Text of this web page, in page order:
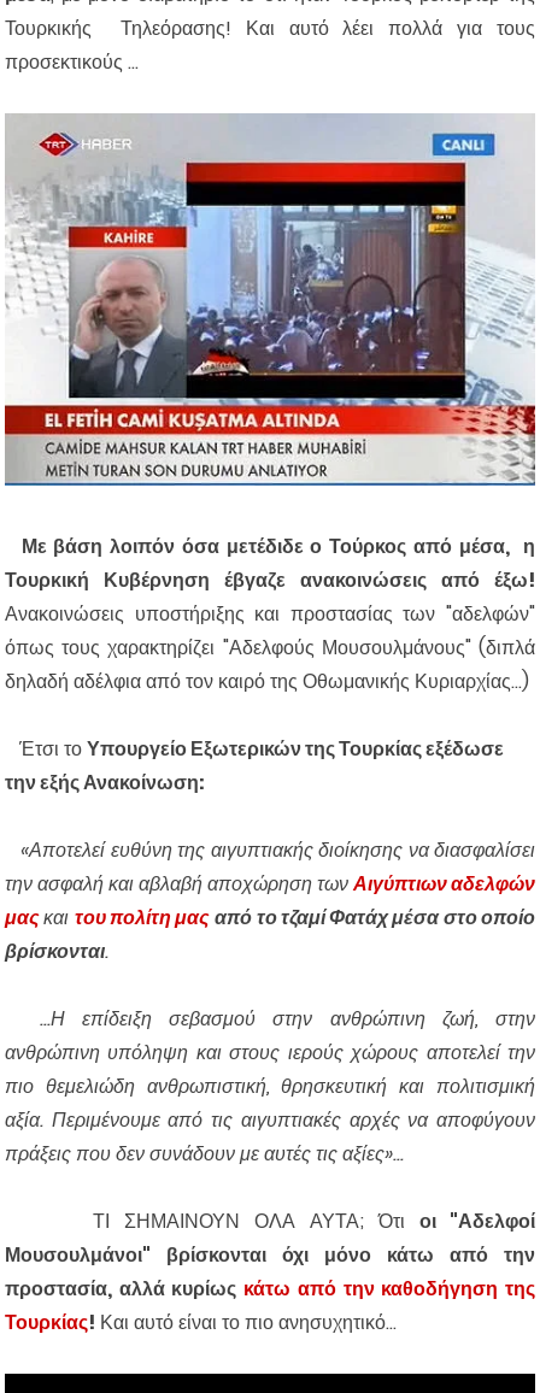
Τουρκικής Τηλεόρασης! Και αυτό λέει πολλά για τους
προσεκτικούς ...
Με βάση λοιπόν όσα μετέδιδε ο Τούρκος από μέσα, η
Τουρκική Κυβέρνηση έβγαζε ανακοινώσεις από έξω!
Ανακοινώσεις υποστήριξης και προστασίας των "αδελφών"
όπως τους χαρακτηρίζει "Αδελφούς Μουσουλμάνους" (διπλά
δηλαδή αδέλφια από τον καιρό της Οθωμανικής Κυριαρχίας...)
Έτσι τοΥπουργείο Εξωτερικών της Τουρκίας εξέδωσε
την εξής Ανακοίνωση:
«Αποτελεί ευθύνη της αιγυπτιακής διοίκησης να διασφαλίσει
την ασφαλή και αβλαβή αποχώρηση τωνΑιγύπτιων αδελφών
μαςκαι του πολίτη μαςαπό το τζαμί Φατάχ μέσα στο οποίο
βρίσκονται.
...Η επίδειξη σεβασμού στην ανθρώπινη ζωή, στην
ανθρώπινη υπόληψη και στους ιερούς χώρους αποτελεί την
πιο θεμελιώδη ανθρωπιστική, θρησκευτική και πολιτισμική
αξία. Περιμένουμε από τις αιγυπτιακές αρχές να αποφύγουν
πράξεις που δεν συνάδουν με αυτές τις αξίες»...
ΤΙ ΣΗΜΑΙΝΟΥΝ ΟΛΑ ΑΥΤΑ; Ότι οι "Αδελφοί
Μουσουλμάνοι" βρίσκονται όχι μόνο κάτω από την
προστασία, αλλά κυρίως κάτω από την καθοδήγηση της
Τουρκίας! Και αυτό είναι το πιο ανησυχητικό...